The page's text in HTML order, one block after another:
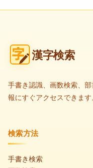
漢字検索
手書き認識、画数検索、
報にすぐアクセスできます
検索方法
手書き検索